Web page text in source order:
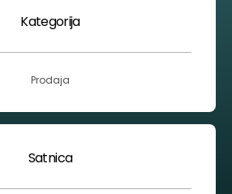
Kategorija
Prodaja
Satnica